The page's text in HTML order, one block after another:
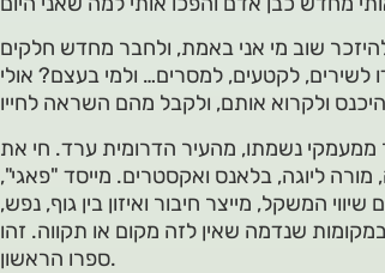
שוב מי אני באמת, ולחבר מחדש חלקים
לשירים, לקטעים, למסרים… ולמי בעצם? אולי
אבא לאיתן, בן 13. איש מִדבר ממעמקי נשמתו, מהעיר הדרומית ערד. חי את
מורה ליוגה, בלאנס ואקסטרים. מייסד "פאגי",
המשקל, מייצר חיבור ואיזון בין גוף, נפש,
במקומות שנדמה שאין לזה מקום או תקווה. זהו
ספרו הראשון.